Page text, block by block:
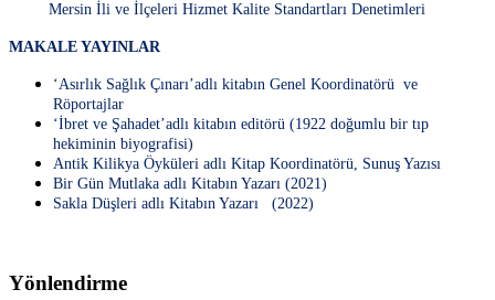
Mersin İli ve İlçeleri Hizmet Kalite Standartları Denetimleri
MAKALE YAYINLAR
‘Asırlık Sağlık Çınarı’adlı kitabın Genel Koordinatörü ve
Röportajlar
‘İbret ve Şahadet’adlı kitabın editörü (1922 doğumlu bir tıp
hekiminin biyografisi)
Antik Kilikya Öyküleri adlı Kitap Koordinatörü, Sunuş Yazısı
Bir Gün Mutlaka adlı Kitabın Yazarı (2021)
Sakla Düşleri adlı Kitabın Yazarı (2022)
Yönlendirme